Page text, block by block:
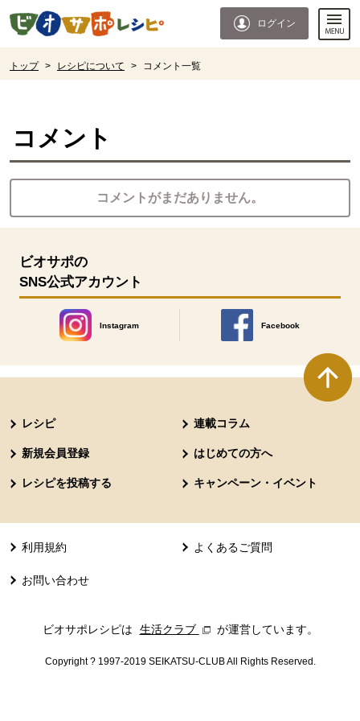
ページの先頭です。
ログイン
トップ > レシピについて > コメント一覧
コメント
コメントがまだありません。
ビオサポの
SNS公式アカウント
Instagram
別のウィンドウで開きます。
Facebook
別のウィンドウで開きます
レシピ 連載コラム
新規会員登録 はじめての方へ
レシピを投稿する キャンペーン・イベント
利用規約 よくあるご質問
お問い合わせ
ビオサポレシピは 生活クラブ 別のウィンドウで開きます。
が運営しています。
Copyright ? 1997-2019 SEIKATSU-CLUB All Rights Reserved.